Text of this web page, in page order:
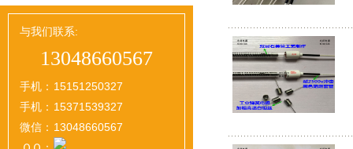
与我们联系:
13048660567
手机： 15151250327
手机： 15371539327
微信： 13048660567